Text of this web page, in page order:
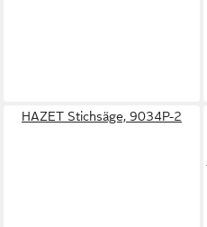
HAZET Stichsäge, 9034P-2